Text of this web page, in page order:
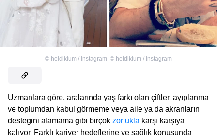
© heidiklum / Instagram, © heidiklum / Instagram
Uzmanlara göre, aralarında yaş farkı olan çiftler, ayıplanma
ve toplumdan kabul görmeme veya aile ya da akranların
desteğini alamama gibi birçok zorlukla karşı karşıya
kalıyor. Farklı kariyer hedeflerine ve sağlık konusunda